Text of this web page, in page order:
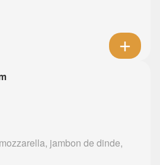
jambon de dinde,